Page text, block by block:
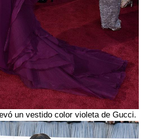
un vestido color violeta de Gucci.